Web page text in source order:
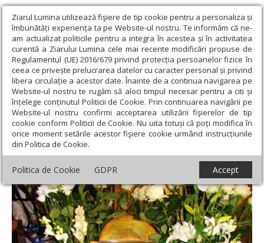
Ziarul Lumina utilizează fişiere de tip cookie pentru a personaliza și
îmbunătăți experiența ta pe Website-ul nostru. Te informăm că ne-
am actualizat politicile pentru a integra în acestea și în activitatea
curentă a Ziarului Lumina cele mai recente modificări propuse de
Regulamentul (UE) 2016/679 privind protecția persoanelor fizice în
ceea ce privește prelucrarea datelor cu caracter personal și privind
libera circulație a acestor date. Înainte de a continua navigarea pe
Website-ul nostru te rugăm să aloci timpul necesar pentru a citi și
înțelege conținutul Politicii de Cookie. Prin continuarea navigării pe
Website-ul nostru confirmi acceptarea utilizării fişierelor de tip
cookie conform Politicii de Cookie. Nu uita totuși că poți modifica în
orice moment setările acestor fişiere cookie urmând instrucțiunile
din Politica de Cookie.
Politica de Cookie GDPR Accept
Ziarul Lumina › Arhid. Gheorghe-Cristian Popa
Gheorghe Cristian Popa